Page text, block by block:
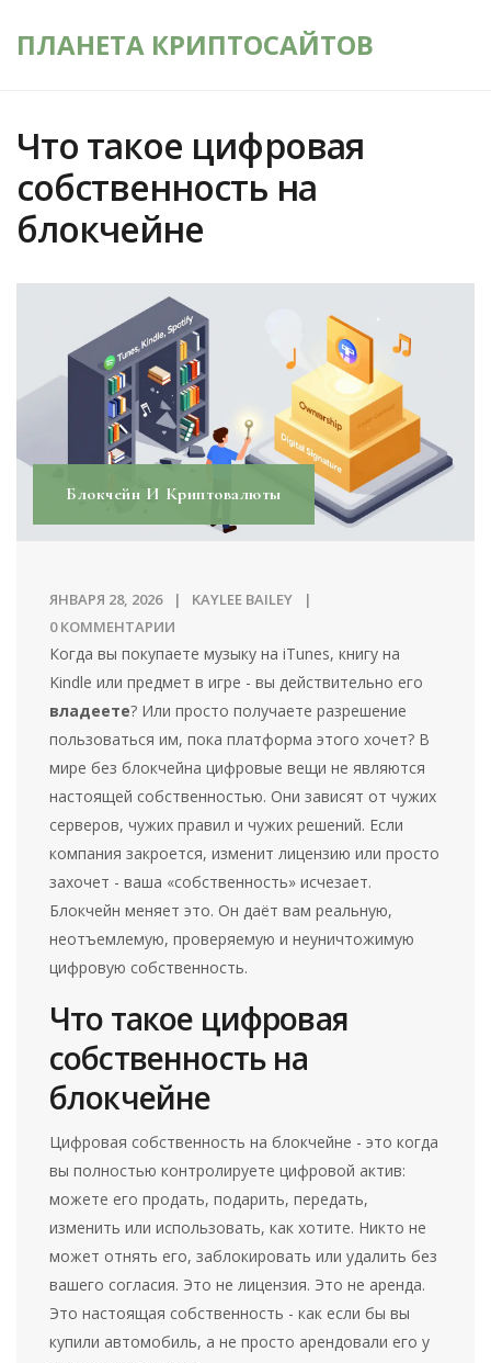
ПЛАНЕТА КРИПТОСАЙТОВ
Что такое цифровая
собственность на
блокчейне
Блокчейн И Криптовалюты
ЯНВАРЯ 28, 2026
KAYLEE BAILEY
0 КОММЕНТАРИИ
Когда вы покупаете музыку на iTunes, книгу на
Kindle или предмет в игре - вы действительно его
владеете? Или просто получаете разрешение
пользоваться им, пока платформа этого хочет? В
мире без блокчейна цифровые вещи не являются
настоящей собственностью. Они зависят от чужих
серверов, чужих правил и чужих решений. Если
компания закроется, изменит лицензию или просто
захочет - ваша «собственность» исчезает.
Блокчейн меняет это. Он даёт вам реальную,
неотъемлемую, проверяемую и неуничтожимую
цифровую собственность.
Что такое цифровая
собственность на
блокчейне
Цифровая собственность на блокчейне - это когда
вы полностью контролируете цифровой актив:
можете его продать, подарить, передать,
изменить или использовать, как хотите. Никто не
может отнять его, заблокировать или удалить без
вашего согласия. Это не лицензия. Это не аренда.
Это настоящая собственность - как если бы вы
купили автомобиль, а не просто арендовали его у